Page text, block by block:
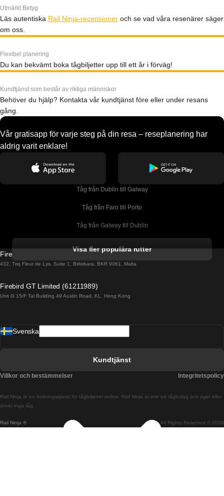
Utmärkt Betyg
Läs autentiska Rail Ninja-recensioner och se vad våra resenärer säger
om oss.
Flexibel planering
Du kan bekvämt boka tågbiljetter upp till ett år i förväg!
Kundtjänst som består av riktiga människor
Behöver du hjälp? Kontakta vår kundtjänst före eller under resans
gång.
Vår gratisapp för varje steg på din resa – reseplanering har
aldrig varit enklare!
Tåg från Dublin till Galway
Tåg från Faro till Porto
Tåg från Galway till Dublin
Tåg från Porto till Faro
Tåg från Barcelona till Madrid
Tåg från Budapest till Bratislava
Visa fler populära rutter
Firebird GT Limited (OC 1451)
432, Triq Fleur de Lys, Suite 1, Birkirkara, BKR 9061, Malta
Firebird GT Limited (61211989)
Unit G 15/F Tal Building 49 Austin Road, KL, Hong Kong
Rail Ninja ® All Rights Reserved © 2026
Rail Ninja är en bokningstjänst för tågbiljetter online. Rail Ninja är inte ett tågbolag och äger eller
driver inga tåg.
Svenska
Kundtjänst
Villkor och bestämmelser Integritetspolicy